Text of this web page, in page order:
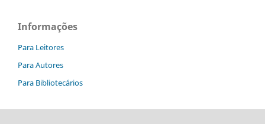
Informações
Para Leitores
Para Autores
Para Bibliotecários